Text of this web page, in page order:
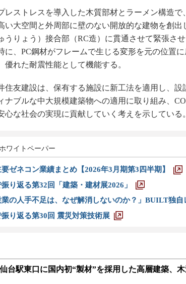
ストレスを導入した木質部材とラーメン構造で
い大空間と外周部に壁のない開放的な建物を創出
うりょう）接合部（RC造）に貫通させて緊張さ
に、PC鋼材がフレームで生じる変形を元の位置
優れた耐震性能として機能する。
友建設は、保有する施設に新工法を適用し、設
ナブルな中大規模建築物への適用に取り組み、
心な社会の実現に貢献していく考えを示している。
ワイトペーパー
要ゼネコン業績まとめ【2026年3月期第3四半期】
り返る第32回「建築・建材展2026」
業の人手不足は、なぜ解消しないのか？」BUILT独自
り返る第30回 震災対策技術展
仙台駅東口に国内初“製材”を採用した高層建築、